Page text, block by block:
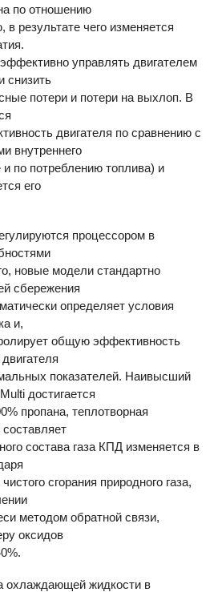
по отношению
в результате чего изменяется
управлять двигателем
снизить
потери и потери на выхлоп. В
двигателя по сравнению с
внутреннего
и по потреблению топлива) и
его
процессором в
новые модели стандартно
сбережения
определяет условия
и,
общую эффективность
показателей. Наивысший
достигается
пропана, теплотворная
составляет
состава газа КПД изменяется в
сгорания природного газа,
методом обратной связи,
оксидов
охлаждающей жидкости в